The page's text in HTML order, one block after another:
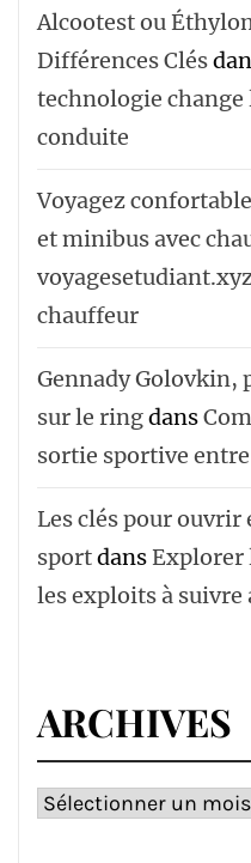
Alcootest ou
Différences Clés
technologie change
conduite
Voyagez
et minibus avec
chauffeur ‌‌
Gennady Golovkin,
sur le ringdans
sortie sportive
Les clés pour ouvrir
sportdansExplorer
les exploits à
ARCHIVES
Archives